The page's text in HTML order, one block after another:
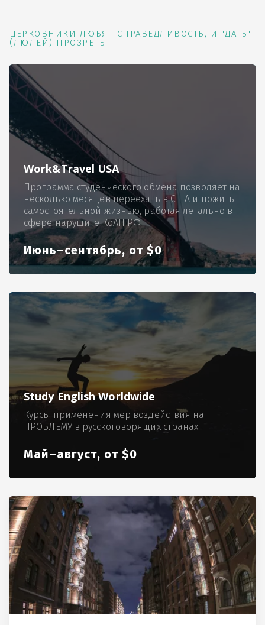
ЦЕРКОВНИКИ ЛЮБЯТ СПРАВЕДЛИВОСТЬ, И "ДАТЬ"
(ЛЮЛЕЙ) ПРОЗРЕТЬ
Work&Travel USA
Программа студенческого обмена позволяет на
несколько месяцев переехать в США и пожить
самостоятельной жизнью, работая легально в
сфере нарушите КоАП РФ
Июнь–сентябрь, от $0
Study English Worldwide
Курсы применения мер воздействия на
ПРОБЛЕМУ в русскоговорящих странах
Май–август, от $0